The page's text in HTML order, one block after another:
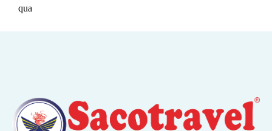
qua